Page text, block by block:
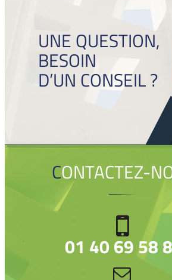
UNE QUESTION,
BESOIN
D’UN CONSEIL ?
CONTACTEZ-
01 40 69 58